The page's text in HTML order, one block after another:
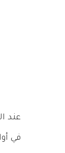
عند
في